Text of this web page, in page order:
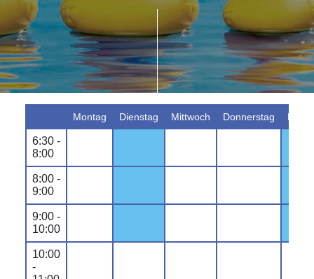
Montag Dienstag Mittwoch Donnerstag
6:30 -
8:00
8:00 -
9:00
9:00 -
10:00
10:00
-